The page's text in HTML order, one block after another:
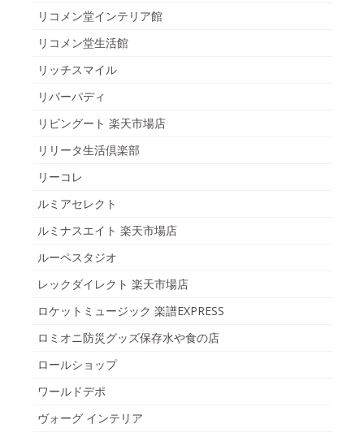
リコメン堂インテリア館
リコメン堂生活館
リッチスマイル
リバーパディ
リビングート 楽天市場店
リリータ生活倶楽部
リーコレ
ルミアセレクト
ルミナスエイト 楽天市場店
ルーペスタジオ
レックダイレクト 楽天市場店
ロケットミュージック 楽譜EXPRESS
ロミオニ防災グッズ保存水や食の店
ロールショップ
ワールドデポ
ヴォーグ インテリア